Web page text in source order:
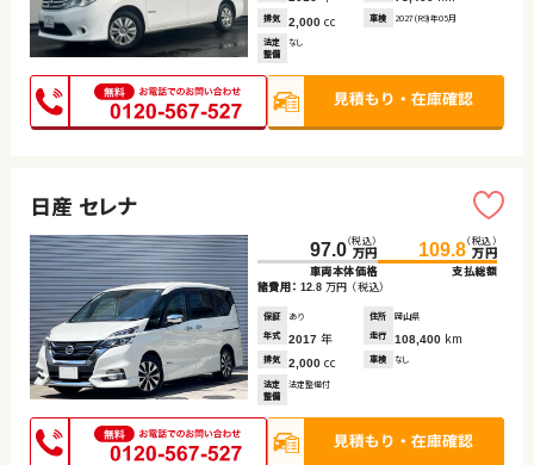
排気 2,000 cc 車検 2027(R9)年05月
法定
整備
なし
日産 セレナ
97.0（税込）
万円
車両本体価格
109.8（税込）
万円
支払総額
諸費用： 12.8 万円 （税込）
保証 あり 住所
岡山県
年式
2017 年 走行 108,400 km
排気 2,000 cc 車検 なし
法定
整備
法定整備付